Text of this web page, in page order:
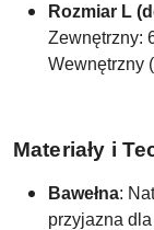
Rozmiar L
Zewnętrzny:
Wewnętrzny
Materiały i
Bawełna:
przyjazna